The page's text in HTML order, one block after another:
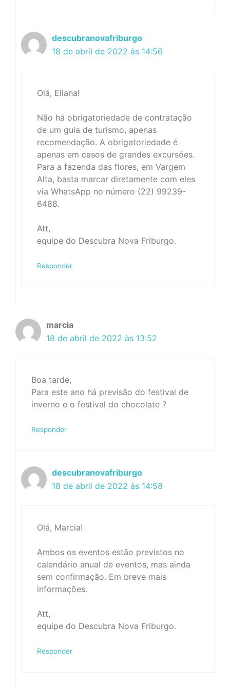
descubranovafriburgo
18 de abril de 2022 às 14:56
Olá, Eliana!
Não há obrigatoriedade de contratação
de um guia de turismo, apenas
recomendação. A obrigatoriedade é
apenas em casos de grandes excursões.
Para a fazenda das flores, em Vargem
Alta, basta marcar diretamente com eles
via WhatsApp no número (22) 99239-
6488.
Att,
equipe do Descubra Nova Friburgo.
Responder
marcia
18 de abril de 2022 às 13:52
Boa tarde,
Para este ano há previsão do festival de
inverno e o festival do chocolate ?
Responder
descubranovafriburgo
18 de abril de 2022 às 14:58
Olá, Marcia!
Ambos os eventos estão previstos no
calendário anual de eventos, mas ainda
sem confirmação. Em breve mais
informações.
Att,
equipe do Descubra Nova Friburgo.
Responder